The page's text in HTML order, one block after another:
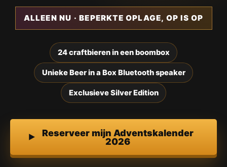
ALLEEN NU · BEPERKTE OPLAGE, OP IS OP
24 craftbieren in een boombox
Unieke Beer in a Box Bluetooth speaker
Exclusieve Silver Edition
Reserveer mijn Adventskalender
2026